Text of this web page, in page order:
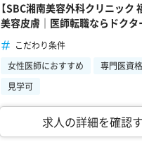
【SBC湘南美容外科クリニック
美容皮膚｜医師転職ならドク
こだわり条件
女性医師におすすめ
専門医資
見学可
求人の詳細を確認